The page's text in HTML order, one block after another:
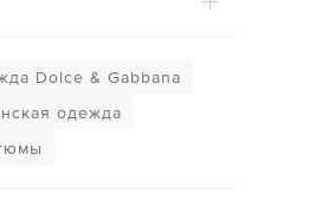
Dolce & Gabbana
одежда